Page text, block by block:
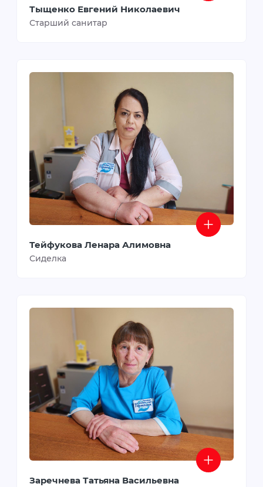
Тыщенко Евгений Николаевич
Старший санитар
Тейфукова Ленара Алимовна
Сиделка
Заречнева Татьяна Васильевна